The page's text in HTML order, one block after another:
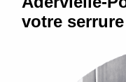
votre